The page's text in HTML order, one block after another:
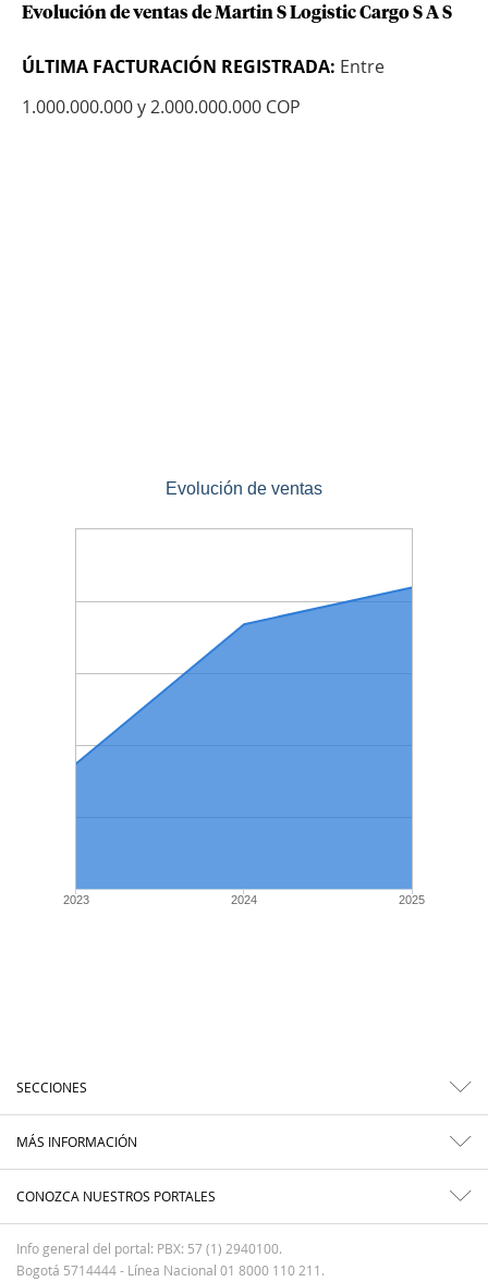
Evolución de ventas de Martin S Logistic Cargo S A S
ÚLTIMA FACTURACIÓN REGISTRADA: Entre
1.000.000.000 y 2.000.000.000 COP
Evolución de ventas
2023 2024 2025
SECCIONES
MÁS INFORMACIÓN
CONOZCA NUESTROS PORTALES
Info general del portal: PBX: 57 (1) 2940100.
Bogotá 5714444 - Línea Nacional 01 8000 110 211.